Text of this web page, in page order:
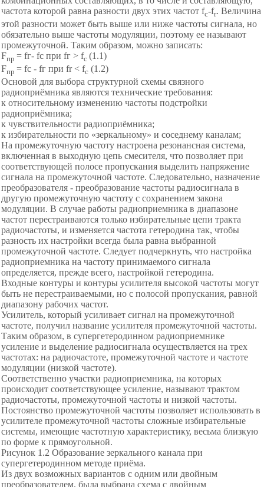
частота которой равна разности двух этих частот fc-fr. Величина
этой разности может быть выше или ниже частоты сигнала, но
обязательно выше частоты модуляции, поэтому ее называют
промежуточной. Таким образом, можно записать:
Fпр = fг- fc при fг > fc (1.1)
Fпр = fc - fг при fr < fc (1.2)
Основой для выбора структурной схемы связного
радиоприёмника являются технические требования:
к относительному изменению частоты подстройки
радиоприёмника;
к чувствительности радиоприёмника;
к избирательности по «зеркальному» и соседнему каналам;
На промежуточную частоту настроена резонансная система,
включенная в выходную цепь смесителя, что позволяет при
соответствующей полосе пропускания выделить напряжение
сигнала на промежуточной частоте. Следовательно, назначение
преобразователя - преобразование частоты радиосигнала в
другую промежуточную частоту с сохранением закона
модуляции. В случае работы радиоприемника в диапазоне
частот перестраиваются только избирательные цепи тракта
радиочастоты, и изменяется частота гетеродина так, чтобы
разность их настройки всегда была равна выбранной
промежуточной частоте. Следует подчеркнуть, что настройка
радиоприемника на частоту принимаемого сигнала
определяется, прежде всего, настройкой гетеродина.
Входные контуры и контуры усилителя высокой частоты могут
быть не перестраиваемыми, но с полосой пропускания, равной
диапазону рабочих частот.
Усилитель, который усиливает сигнал на промежуточной
частоте, получил название усилителя промежуточной частоты.
Таким образом, в супергетеродинном радиоприемнике
усиление и выделение радиосигнала осуществляется на трех
частотах: на радиочастоте, промежуточной частоте и частоте
модуляции (низкой частоте).
Соответственно участки радиоприемника, на которых
происходит соответствующее усиление, называют трактом
радиочастоты, промежуточной частоты и низкой частоты.
Постоянство промежуточной частоты позволяет использовать в
усилителе промежуточной частоты сложные избирательные
системы, имеющие частотную характеристику, весьма близкую
по форме к прямоугольной.
Рисунок 1.2 Образование зеркального канала при
супергетеродинном методе приёма.
Из двух возможных вариантов с одним или двойным
преобразователем, была выбрана схема с двойным